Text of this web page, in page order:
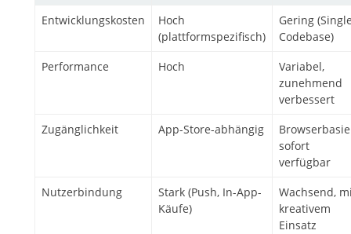
Entwicklungskosten
Hoch
(plattformspezifisch)
Gering
Codebase)
Performance
Hoch
Variabel,
zunehmend
verbessert
Zugänglichkeit
App-Store-abhängig
sofort
verfügbar
Nutzerbindung
Stark (Push, In-App-
Käufe)
Wachsend,
kreativem
Einsatz